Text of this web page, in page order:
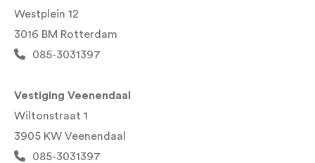
Westplein 12
3016 BM Rotterdam
085-3031397
Vestiging Veenendaal
Wiltonstraat 1
3905 KW Veenendaal
085-3031397